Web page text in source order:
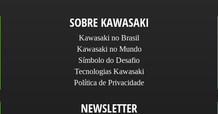
SOBRE KAWASAKI
Kawasaki no Brasil
Kawasaki no Mundo
Símbolo do Desafio
Tecnologias Kawasaki
Política de Privacidade
NEWSLETTER